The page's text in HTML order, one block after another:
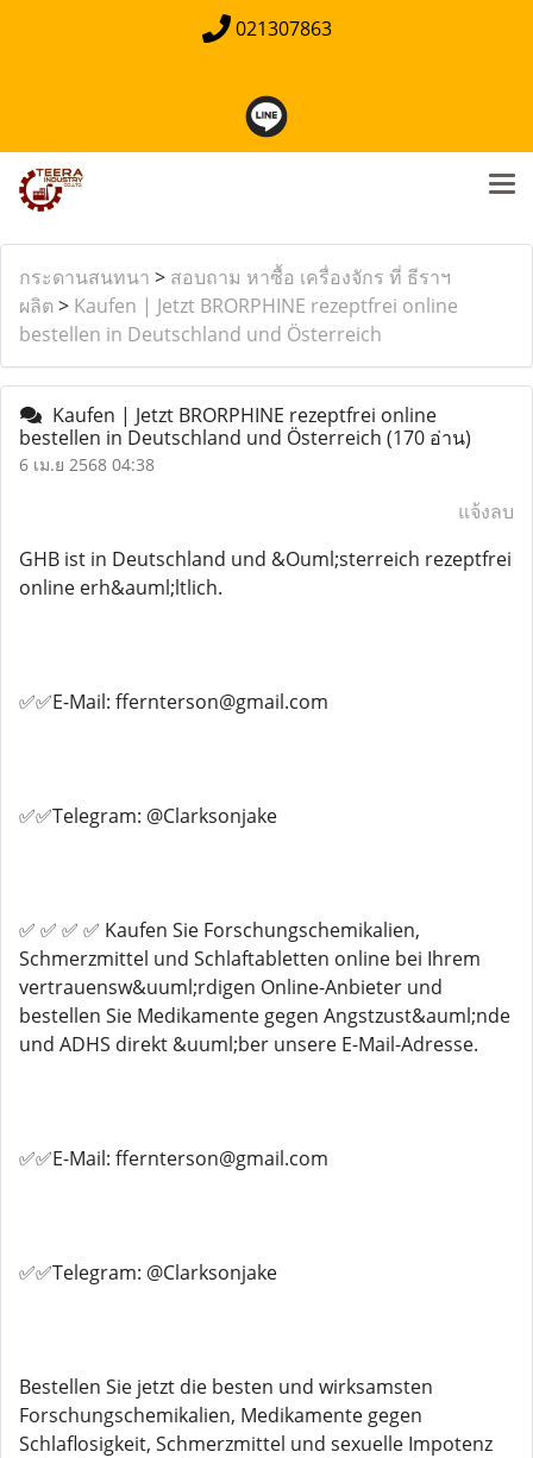
021307863
กระดานสนทนา > สอบถาม หาซื้อ เครื่องจักร ที่ ธีราฯ
ผลิต > Kaufen | Jetzt BRORPHINE rezeptfrei online
bestellen in Deutschland und Österreich
Kaufen | Jetzt BRORPHINE rezeptfrei online
bestellen in Deutschland und Österreich (170 อ่าน)
6 เม.ย 2568 04:38
แจ้งลบ
GHB ist in Deutschland und &Ouml;sterreich rezeptfrei
online erh&auml;ltlich.
✅✅E-Mail: ffernterson@gmail.com
✅✅Telegram: @Clarksonjake
✅ ✅ ✅ ✅ Kaufen Sie Forschungschemikalien,
Schmerzmittel und Schlaftabletten online bei Ihrem
vertrauensw&uuml;rdigen Online-Anbieter und
bestellen Sie Medikamente gegen Angstzust&auml;nde
und ADHS direkt &uuml;ber unsere E-Mail-Adresse.
✅✅E-Mail: ffernterson@gmail.com
✅✅Telegram: @Clarksonjake
Bestellen Sie jetzt die besten und wirksamsten
Forschungschemikalien, Medikamente gegen
Schlaflosigkeit, Schmerzmittel und sexuelle Impotenz